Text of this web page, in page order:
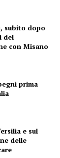
subito dopo
del
con Misano
prima
e sul
delle